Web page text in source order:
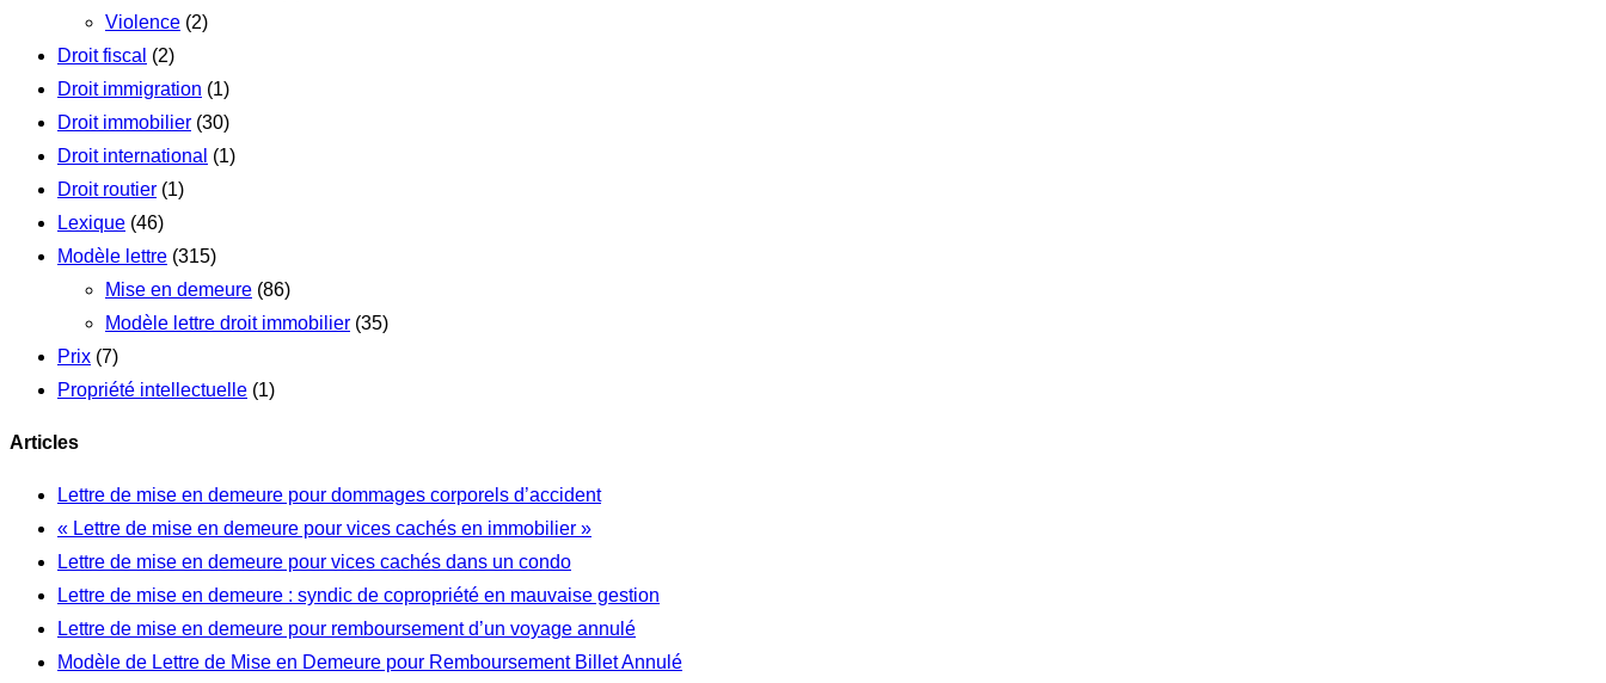
Violence (2)
Droit fiscal (2)
Droit immigration (1)
Droit immobilier (30)
Droit international (1)
Droit routier (1)
Lexique (46)
Modèle lettre (315)
Mise en demeure (86)
Modèle lettre droit immobilier (35)
Prix (7)
Propriété intellectuelle (1)
Articles
Lettre de mise en demeure pour dommages corporels d’accident
« Lettre de mise en demeure pour vices cachés en immobilier »
Lettre de mise en demeure pour vices cachés dans un condo
Lettre de mise en demeure : syndic de copropriété en mauvaise gestion
Lettre de mise en demeure pour remboursement d’un voyage annulé
Modèle de Lettre de Mise en Demeure pour Remboursement Billet Annulé